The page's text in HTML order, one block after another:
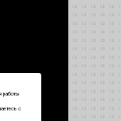
работы
с